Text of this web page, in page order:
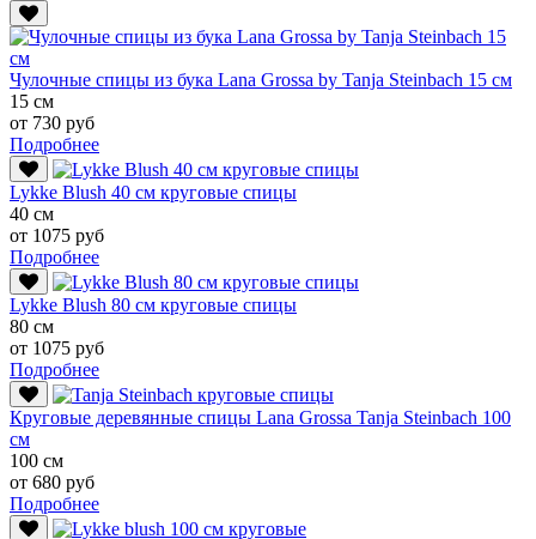
Чулочные спицы из бука Lana Grossa by Tanja Steinbach 15 см
15 см
от 730 руб
Подробнее
Lykke Blush 40 см круговые спицы
40 см
от 1075 руб
Подробнее
Lykke Blush 80 см круговые спицы
80 см
от 1075 руб
Подробнее
Круговые деревянные спицы Lana Grossa Tanja Steinbach 100
см
100 см
от 680 руб
Подробнее